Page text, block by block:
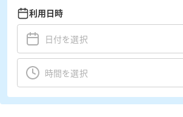
利用日時